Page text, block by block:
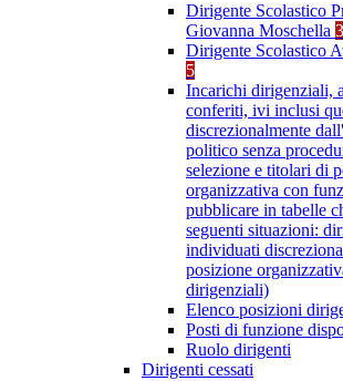
Dirigente Scolastico
Giovanna Moschella 3
Dirigente Scolastico
5
Incarichi dirigenziali,
conferiti, ivi inclusi
discrezionalmente
politico senza
selezione e titolari di
organizzativa con
pubblicare in tabelle
seguenti situazioni:
individuati
posizione
dirigenziali)
Elenco posizioni
Posti di funzione
Ruolo dirigenti
Dirigenti cessati